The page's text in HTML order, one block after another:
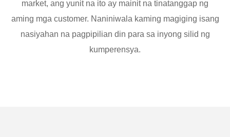
market, ang yunit na ito ay mainit na tinatanggap ng
aming mga customer. Naniniwala kaming magiging isang
nasiyahan na pagpipilian din para sa inyong silid ng
kumperensya.